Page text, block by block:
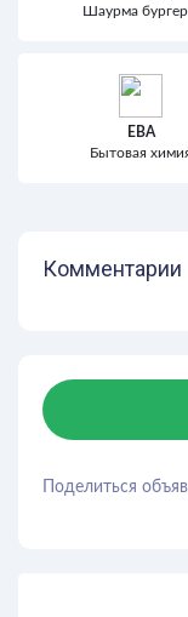
Шаурма
ЕВА
Бытовая
Комментарии
Поделиться